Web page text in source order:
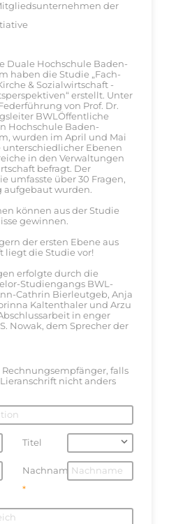
der
Duale Hochschule Baden-
haben die Studie „Fach-
& Sozialwirtschaft -
erstellt. Unter
von Prof. Dr.
BWLÖffentliche
Hochschule Baden-
wurden im April und Mai
Ebenen
in den Verwaltungen
befragt. Der
umfasste über 30 Fragen,
aufgebaut wurden.
können aus der Studie
gewinnen.
der ersten Ebene aus
liegt die Studie vor!
erfolgte durch die
Studiengangs BWL-
Cathrin Bierleutgeb, Anja
Kaltenthaler und Arzu
in enger
Nowak, dem Sprecher der
falls
nicht anders
Titel
Nachname